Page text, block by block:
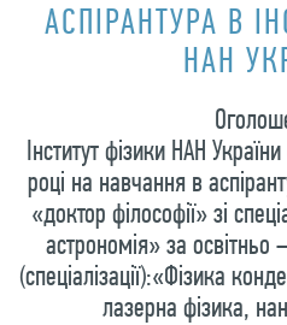
АСПІРАНТУРА В
НАН
Інститут фізики НАН
році на навчання в
«доктор філософії» зі
астрономія» за
(спеціалізації):«Фізика
лазерна фізика,